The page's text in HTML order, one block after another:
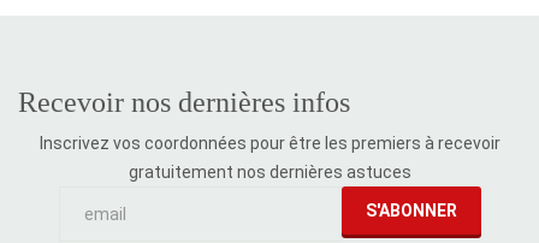
Recevoir nos dernières infos
Inscrivez vos coordonnées pour être les premiers à recevoir
gratuitement nos dernières astuces